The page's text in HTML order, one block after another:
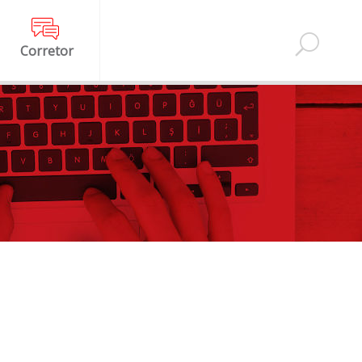
Corretor